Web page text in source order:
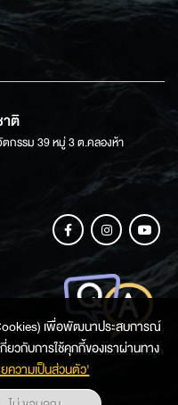
ติ
กรรม 39 หมู่ 3 ต.คลองห้า
ช่องทางการสอบถามข้อมูล
เพื่อพัฒนาประสบการณ์
วกับการใช้คุกกี้ของเราผ่านทาง
ความเป็นส่วนตัว'